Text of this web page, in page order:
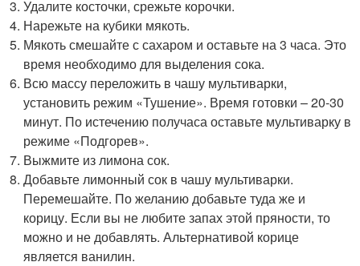
Удалите косточки, срежьте корочки.
Нарежьте на кубики мякоть.
Мякоть смешайте с сахаром и оставьте на 3 часа. Это
время необходимо для выделения сока.
Всю массу переложить в чашу мультиварки,
установить режим «Тушение». Время готовки – 20-30
минут. По истечению получаса оставьте мультиварку в
режиме «Подгорев».
Выжмите из лимона сок.
Добавьте лимонный сок в чашу мультиварки.
Перемешайте. По желанию добавьте туда же и
корицу. Если вы не любите запах этой пряности, то
можно и не добавлять. Альтернативой корице
является ванилин.